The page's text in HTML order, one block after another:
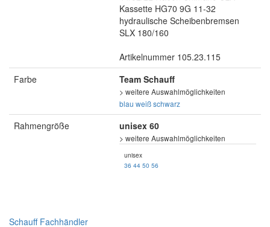
Kassette HG70 9G 11-32
hydraulische Scheibenbremsen
SLX 180/160
Artikelnummer 105.23.115
Farbe
Team Schauff
> weitere Auswahlmöglichkeiten
blau weißschwarz
Rahmengröße unisex 60
> weitere Auswahlmöglichkeiten
unisex
36 44 50 56
Schauff Fachhändler